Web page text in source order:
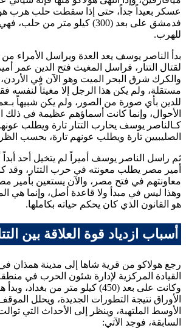
عسكر بعيداً جداً، حتى إذا سقطت حلب هرب
فدمشق على بعد (300) كيلو متر من
للهرب.
بدأ الناصر يوسف يعد العدة ويراسل الأمراء من
لقتال التتار، فراسل المغيث فتح الدين عمر
والكرك شرق البحر الميت وهو الآن في
مستقلة، ولم يكن هذا الرجل إلا مغيثاً لنفسه
للدين بأي صورة من الصور، ولم يكن شبيهاً بـ
الأحوال، وإنما كانت أسماؤهم عظيمة في ذلك
كـالناصر يوسف يحارب التتار تارة ويطلب
الصليبيين تارة ويطلب عونهم تارة، بحسب
ثم راسل الناصر يوسف أميراً لم يتخيل أحد
أمير مصر يطلب معونته في حرب التتار، وقد
معاونتهم في فتح مصر، والآن يستعين بأمير
وهذا ليس في مبدأ ولا قاعدة أصل، وإنما هي
هو القانون الذي كان يحكم حياته بكاملها.
أسباب ازدياد قوة العلاقة بين
رجع هولاكو من قرية شاها إلى مدينة همذان في
القيادة المركزية لإدارة شئون الحرب في
وكانت على بعد (450) كيلو متر من بغداد، وبدأ
الأوراق نتيجة التطورات الجديدة، ويحلل
الأوسط الملتهبة، وينظر إلى الأحداث التي
السابقة، فوجد الآتي: